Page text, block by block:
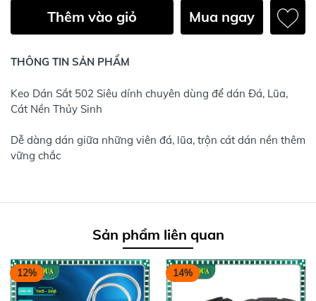
Thêm vào giỏ Mua ngay
THÔNG TIN SẢN PHẨM
Keo Dán Sắt 502 Siêu dính chuyên dùng để dán Đá, Lũa,
Cát Nền Thủy Sinh
Dễ dàng dán giữa những viên đá, lũa, trộn cát dán nền thêm
vững chắc
Sản phẩm liên quan
12% 14%